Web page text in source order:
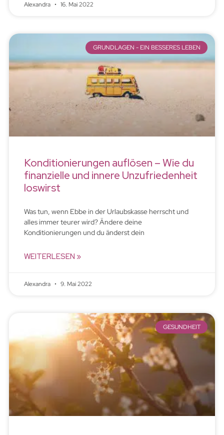
Alexandra 16. Mai 2022
GRUNDLAGEN - EIN BESSERES LEBEN
Konditionierungen auflösen – Wie du
finanzielle und innere Unzufriedenheit
loswirst
Was tun, wenn Ebbe in der Urlaubskasse herrscht und
alles immer teurer wird? Ändere deine
Konditionierungen und du änderst dein
WEITERLESEN »
Alexandra 9. Mai 2022
GESUNDHEIT